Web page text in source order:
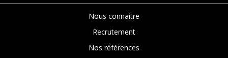
Nous connaitre
Recrutement
Nos références